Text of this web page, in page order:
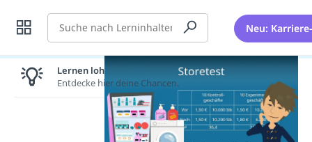
Suche Neu:
Lernen lohnt sich!
Entdecke hier deine Chancen.